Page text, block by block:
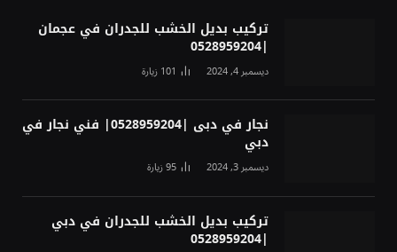
تركيب بديل الخشب للجدران في عجمان
|0528959204
ديسمبر 4, 2024 101زيارة
نجار في دبى |0528959204| فني نجار في
دبي
ديسمبر 3, 2024 95زيارة
تركيب بديل الخشب للجدران في دبي
|0528959204